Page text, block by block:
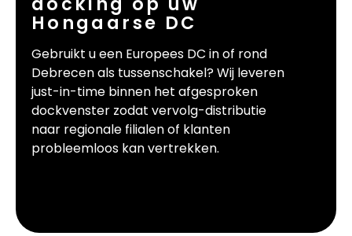
Hongaarse DC
Gebruikt u een Europees DC in of rond
Debrecen als tussenschakel? Wij leveren
just-in-time binnen het afgesproken
dockvenster zodat vervolg-distributie
naar regionale filialen of klanten
probleemloos kan vertrekken.